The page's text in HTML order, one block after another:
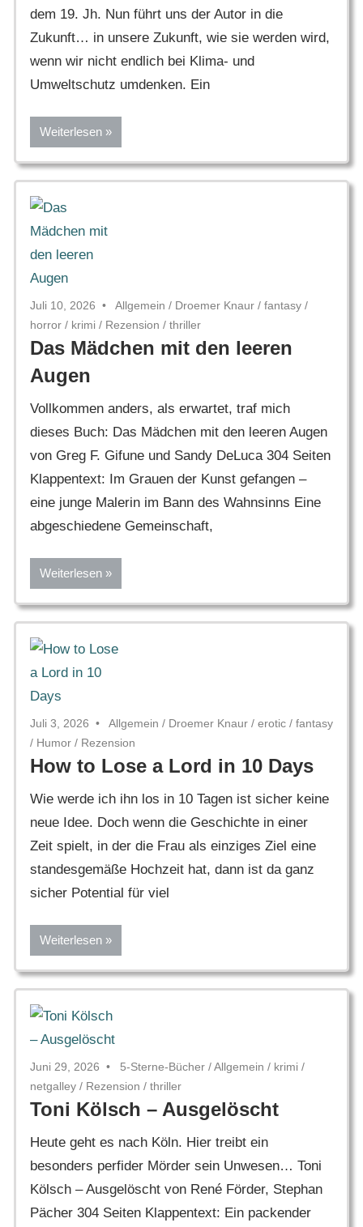
dem 19. Jh. Nun führt uns der Autor in die
Zukunft… in unsere Zukunft, wie sie werden wird,
wenn wir nicht endlich bei Klima- und
Umweltschutz umdenken. Ein
Weiterlesen
Juli 10, 2026 Allgemein / Droemer Knaur / fantasy /
horror / krimi / Rezension / thriller
Das Mädchen mit den leeren
Augen
Vollkommen anders, als erwartet, traf mich
dieses Buch: Das Mädchen mit den leeren Augen
von Greg F. Gifune und Sandy DeLuca 304 Seiten
Klappentext: Im Grauen der Kunst gefangen –
eine junge Malerin im Bann des Wahnsinns Eine
abgeschiedene Gemeinschaft,
Weiterlesen
Juli 3, 2026 Allgemein / Droemer Knaur / erotic / fantasy
/ Humor / Rezension
How to Lose a Lord in 10 Days
Wie werde ich ihn los in 10 Tagen ist sicher keine
neue Idee. Doch wenn die Geschichte in einer
Zeit spielt, in der die Frau als einziges Ziel eine
standesgemäße Hochzeit hat, dann ist da ganz
sicher Potential für viel
Weiterlesen
Juni 29, 2026 5-Sterne-Bücher /Allgemein / krimi /
netgalley / Rezension / thriller
Toni Kölsch – Ausgelöscht
Heute geht es nach Köln. Hier treibt ein
besonders perfider Mörder sein Unwesen… Toni
Kölsch – Ausgelöscht von René Förder, Stephan
Pächer 304 Seiten Klappentext: Ein packender